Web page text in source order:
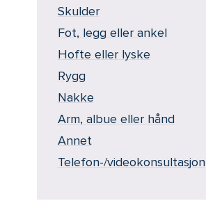
Skulder
Fot, legg eller ankel
Hofte eller lyske
Rygg
Nakke
Arm, albue eller hånd
Annet
Telefon-/videokonsultasjon